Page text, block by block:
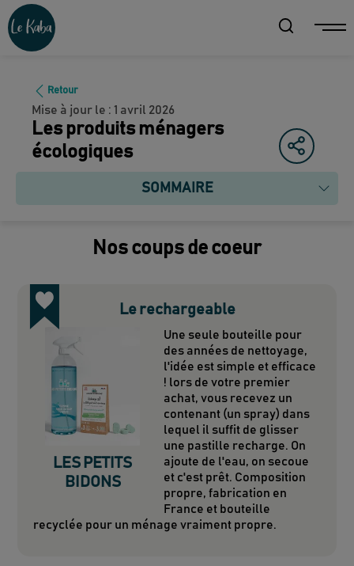
Retour
Mise à jour le : 1 avril 2026
Les produits ménagers
écologiques
SOMMAIRE
Nos coups de coeur
Le rechargeable
LES PETITS
BIDONS
Une seule bouteille pour
des années de nettoyage,
l'idée est simple et efficace
! lors de votre premier
achat, vous recevez un
contenant (un spray) dans
lequel il suffit de glisser
une pastille recharge. On
ajoute de l'eau, on secoue
et c'est prêt. Composition
propre, fabrication en
France et bouteille
recyclée pour un ménage vraiment propre.